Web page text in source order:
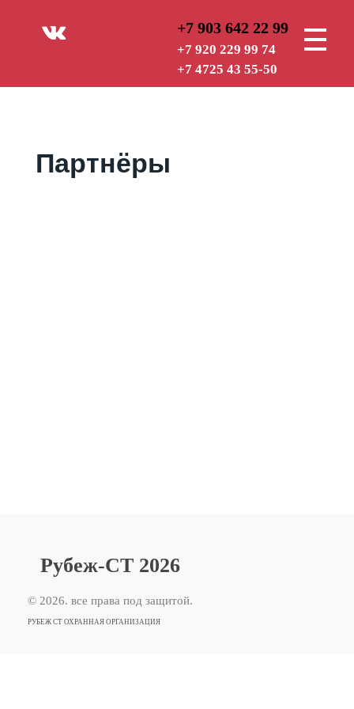
+7 903 642 22 99
+7 920 229 99 74
+7 4725 43 55-50
Партнёры
Рубеж-СТ 2026
© 2026. все права под защитой.
РУБЕЖ СТ ОХРАННАЯ ОРГАНИЗАЦИЯ